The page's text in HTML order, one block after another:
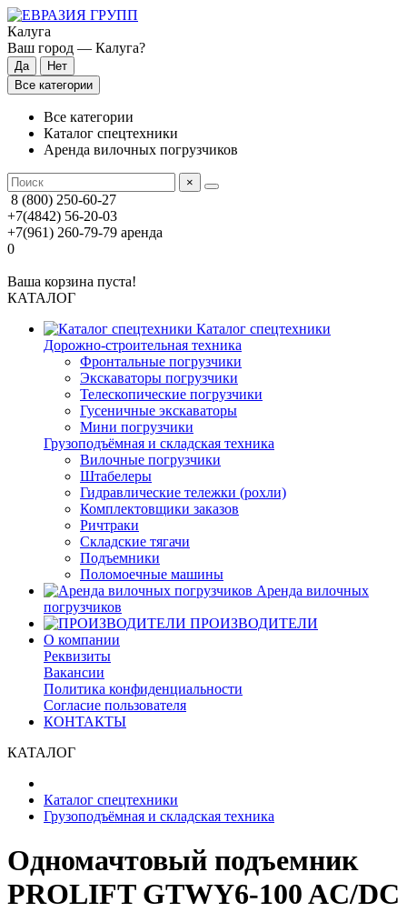
Калуга
Ваш город — Калуга?
Все категории
Все категории
Каталог спецтехники
Аренда вилочных погрузчиков
×
8 (800) 250-60-27
+7(4842) 56-20-03
+7(961) 260-79-79 аренда
0
Ваша корзина пуста!
КАТАЛОГ
Каталог спецтехники
Дорожно-строительная техника
Фронтальные погрузчики
Экскаваторы погрузчики
Телескопические погрузчики
Гусеничные экскаваторы
Мини погрузчики
Грузоподъёмная и складская техника
Вилочные погрузчики
Штабелеры
Гидравлические тележки (рохли)
Комплектовщики заказов
Ричтраки
Складские тягачи
Подъемники
Поломоечные машины
Аренда вилочных
погрузчиков
ПРОИЗВОДИТЕЛИ
О компании
Реквизиты
Вакансии
Политика конфиденциальности
Согласие пользователя
КОНТАКТЫ
КАТАЛОГ
Каталог спецтехники
Грузоподъёмная и складская техника
Одномачтовый подъемник
PROLIFT GTWY6-100 AC/DC